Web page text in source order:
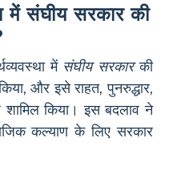
में संघीय सरकार की
में संघीय सरकारकी
और इसे राहत, पुनरुद्धार,
किया। इस बदलाव ने
कल्याण के लिए सरकार